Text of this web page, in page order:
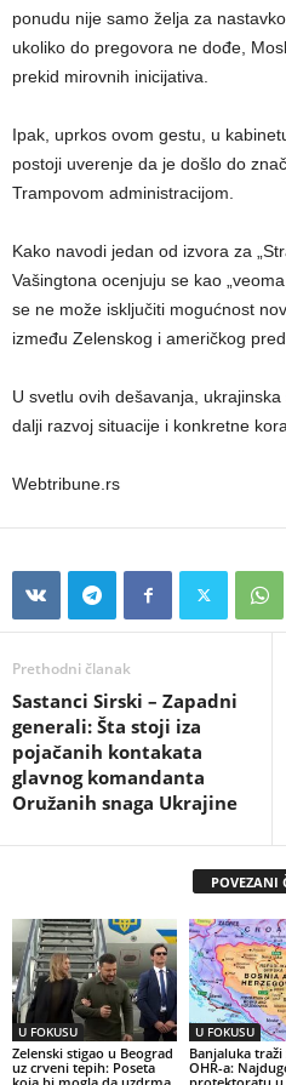
ponudu nije samo želja za
ukoliko do pregovora ne dođe,
prekid mirovnih inicijativa.
Ipak, uprkos ovom gestu, u
postoji uverenje da je došlo do
Trampovom administracijom.
Kako navodi jedan od izvora za
Vašingtona ocenjuju se kao
se ne može isključiti mogućnost
između Zelenskog i američkog
U svetlu ovih dešavanja,
dalji razvoj situacije i konkretne
Webtribune.rs
Prethodni članak
Sastanci Sirski – Zapadni
generali: Šta stoji iza
pojačanih kontakata
glavnog komandanta
Oružanih snaga Ukrajine
POVEZANI
U FOKUSU
Zelenski stigao u Beograd
uz crveni tepih: Poseta
U FOKUSU
Banjaluka
OHR-a: